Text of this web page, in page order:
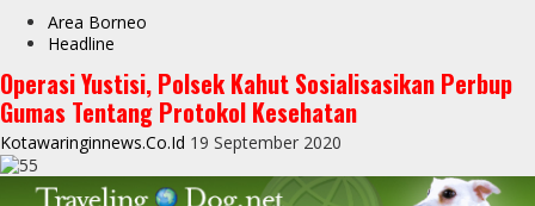
Area Borneo
Headline
Operasi Yustisi, Polsek Kahut Sosialisasikan Perbup
Gumas Tentang Protokol Kesehatan
Kotawaringinnews.co.id 19 September 2020